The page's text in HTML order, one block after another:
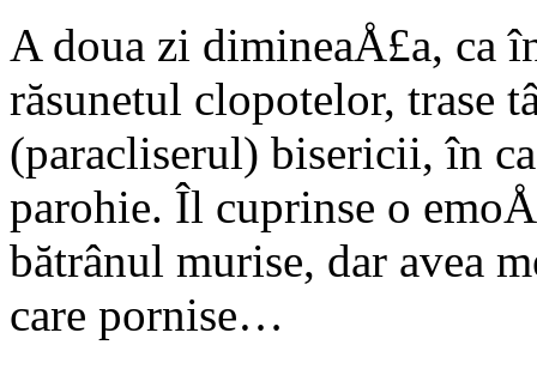
A doua zi dimineaÅ£a, ca
răsunetul clopotelor, trase
(paracliserul) bisericii, în
parohie. Îl cuprinse o
bătrânul murise, dar avea
care pornise…